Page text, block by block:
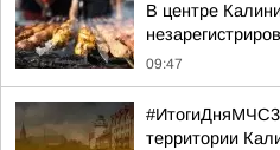
В центре
09:47
территории